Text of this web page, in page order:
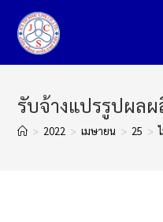
รับจ้างแปรรูปผลผ
> 2022 > เมษายน > 25 >